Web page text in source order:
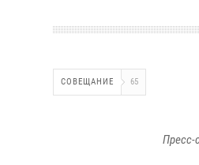
СОВЕЩАНИЕ 65
Пресс-